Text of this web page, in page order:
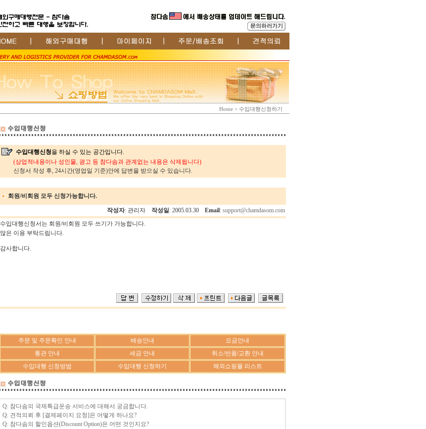
Home > 수입대행신청하기
수입대행신청을 하실 수 있는 공간입니다.
(상업적내용이나 성인물, 광고 등 참다솜과 관계없는 내용은 삭제됩니다)
신청서 작성 후, 24시간(영업일 기준)안에 답변을 받으실 수 있습니다.
회원/비회원 모두 신청가능합니다.
작성자: 관리자 작성일: 2005.03.30 Email: support@chamdasom.com
수입대행신청서는 회원/비회원 모두 쓰기가 가능합니다.
많은 이용 부탁드립니다.
감사합니다.
주문 및 주문확인 안내 배송안내
요금안내
통관 안내
세금 안내
취소/반품/교환 안내
수입대행 신청방법
수입대행 신청하기 해외쇼핑몰 리스트
Q: 참다솜의 국제특급운송 서비스에 대해서 궁금합니다.
Q: 견적의뢰 후 [결제페이지 요청]은 어떻게 하나요?
Q: 참다솜의 할인옵션(Discount Option)은 어떤 것인지요?